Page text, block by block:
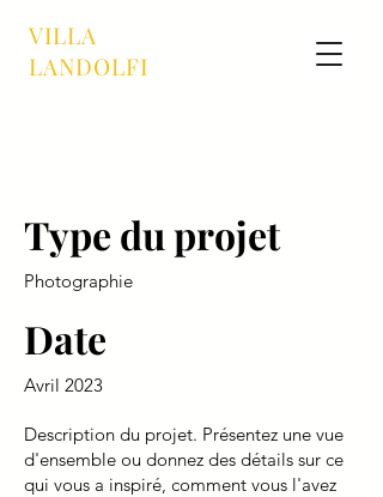
VILLA
LANDOLFI
Type du projet
Photographie
Date
Avril 2023
Description du projet. Présentez une vue
d'ensemble ou donnez des détails sur ce
qui vous a inspiré, comment vous l'avez